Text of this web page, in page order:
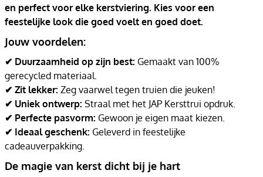
en perfect voor elke kerstviering. Kies voor een
feestelijke look die goed voelt en goed doet.
Jouw voordelen:
✔ Duurzaamheid op zijn best: Gemaakt van 100%
gerecycled materiaal.
✔ Zit lekker: Zeg vaarwel tegen truien die jeuken!
✔ Uniek ontwerp: Straal met het JAP Kersttrui opdruk.
✔ Perfecte pasvorm: Gewoon je eigen maat kiezen.
✔ Ideaal geschenk: Geleverd in feestelijke
cadeauverpakking.
De magie van kerst dicht bij je hart